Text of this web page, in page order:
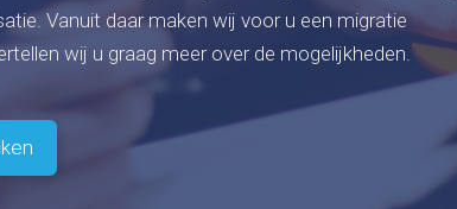
Vanuit daar maken wij voor u een migratie
wij u graag meer over de mogelijkheden.